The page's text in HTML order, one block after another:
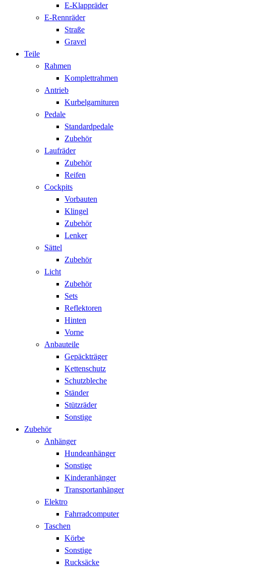
E-Klappräder
E-Rennräder
Straße
Gravel
Teile
Rahmen
Komplettrahmen
Antrieb
Kurbelgarnituren
Pedale
Standardpedale
Zubehör
Laufräder
Zubehör
Reifen
Cockpits
Vorbauten
Klingel
Zubehör
Lenker
Sättel
Zubehör
Licht
Zubehör
Sets
Reflektoren
Hinten
Vorne
Anbauteile
Gepäckträger
Kettenschutz
Schutzbleche
Ständer
Stützräder
Sonstige
Zubehör
Anhänger
Hundeanhänger
Sonstige
Kinderanhänger
Transportanhänger
Elektro
Fahrradcomputer
Taschen
Körbe
Sonstige
Rucksäcke